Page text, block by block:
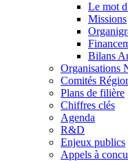
Le mot
Missions
Bilans
Organisations
Comités
Plans de filière
Chiffres clés
Agenda
R&D
Enjeux publics
Appels à